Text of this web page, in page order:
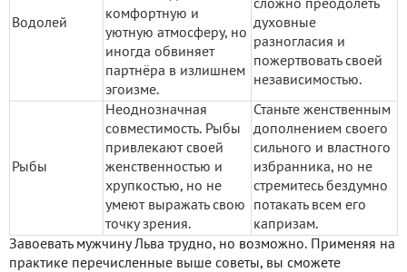
Водолей
комфортную и
уютную атмосферу, но
иногда обвиняет
партнёра в излишнем
эгоизме.
сложно преодолеть
духовные
разногласия и
пожертвовать своей
независимостью.
Рыбы
Неоднозначная
совместимость. Рыбы
привлекают своей
женственностью и
хрупкостью, но не
умеют выражать свою
точку зрения.
Станьте женственным
дополнением своего
сильного и властного
избранника, но не
стремитесь бездумно
потакать всем его
капризам.
Завоевать мужчину Льва трудно, но возможно. Применяя на
практике перечисленные выше советы, вы сможете